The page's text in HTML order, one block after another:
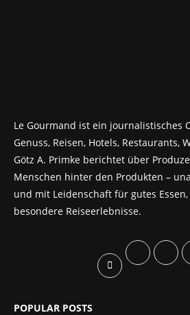
Le Gourmand ist ein journalistisches
Genuss, Reisen, Hotels, Restaurants,
Götz A. Primke berichtet über
Menschen hinter den Produkten –
und mit Leidenschaft für gutes
besondere Reiseerlebnisse.
POPULAR POSTS